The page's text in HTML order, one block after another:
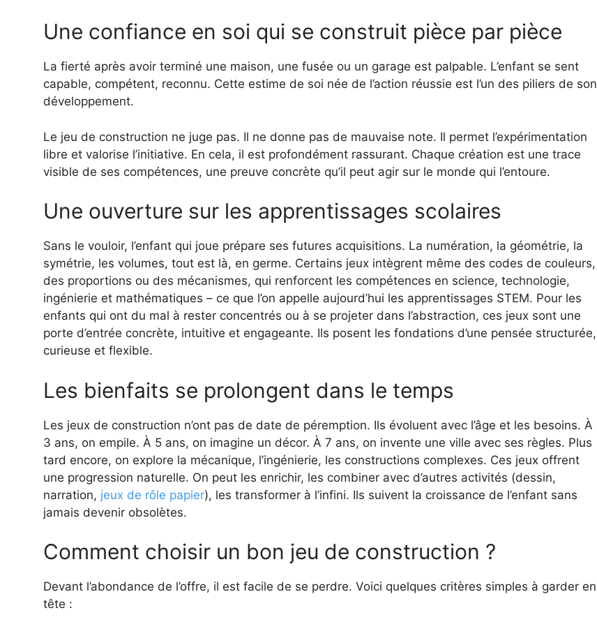
Une confiance en soi qui se construit pièce par pièce
La fierté après avoir terminé une maison, une fusée ou un garage est palpable. L’enfant se sent
capable, compétent, reconnu. Cette estime de soi née de l’action réussie est l’un des piliers de son
développement.
Le jeu de construction ne juge pas. Il ne donne pas de mauvaise note. Il permet l’expérimentation
libre et valorise l’initiative. En cela, il est profondément rassurant. Chaque création est une trace
visible de ses compétences, une preuve concrète qu’il peut agir sur le monde qui l’entoure.
Une ouverture sur les apprentissages scolaires
Sans le vouloir, l’enfant qui joue prépare ses futures acquisitions. La numération, la géométrie, la
symétrie, les volumes, tout est là, en germe. Certains jeux intègrent même des codes de couleurs,
des proportions ou des mécanismes, qui renforcent les compétences en science, technologie,
ingénierie et mathématiques – ce que l’on appelle aujourd’hui les apprentissages STEM. Pour les
enfants qui ont du mal à rester concentrés ou à se projeter dans l’abstraction, ces jeux sont une
porte d’entrée concrète, intuitive et engageante. Ils posent les fondations d’une pensée structurée,
curieuse et flexible.
Les bienfaits se prolongent dans le temps
Les jeux de construction n’ont pas de date de péremption. Ils évoluent avec l’âge et les besoins. À
3 ans, on empile. À 5 ans, on imagine un décor. À 7 ans, on invente une ville avec ses règles. Plus
tard encore, on explore la mécanique, l’ingénierie, les constructions complexes. Ces jeux offrent
une progression naturelle. On peut les enrichir, les combiner avec d’autres activités (dessin,
narration, jeux de rôle papier), les transformer à l’infini. Ils suivent la croissance de l’enfant sans
jamais devenir obsolètes.
Comment choisir un bon jeu de construction ?
Devant l’abondance de l’offre, il est facile de se perdre. Voici quelques critères simples à garder en
tête :